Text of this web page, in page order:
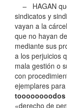
– HAGAN
sindicatos y
vayan a la
que no hayan
mediante sus
a los perjuicios
mala gestión o
con
ejemplares
toooooooodos
«derecho de